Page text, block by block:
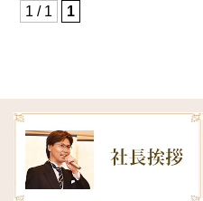
1 / 1 1